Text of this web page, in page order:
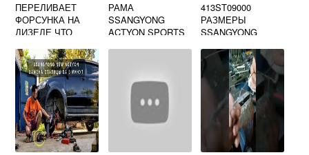
ПЕРЕЛИВАЕТ
ФОРСУНКА НА
ДИЗЕЛЕ ЧТО
КАЙРОН
РАМА
SSANGYONG
ACTYON SPORTS
413ST09000
РАЗМЕРЫ
SSANGYONG